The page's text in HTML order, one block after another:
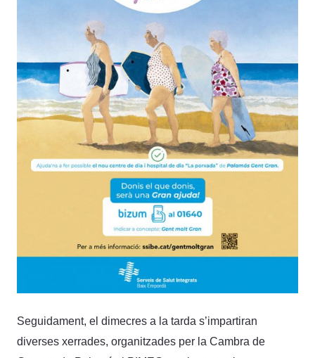
Seguidament, el dimecres a la tarda s’impartiran
diverses xerrades, organitzades per la Cambra de